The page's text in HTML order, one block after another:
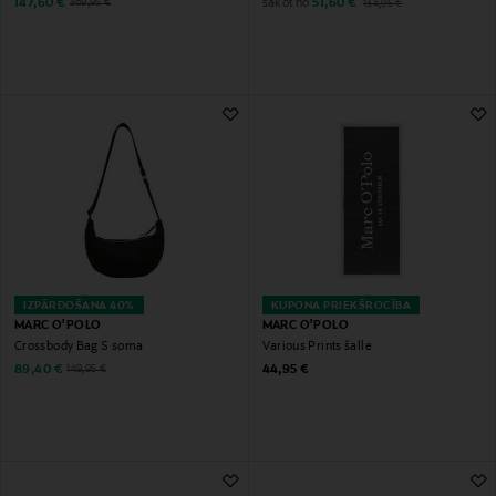
147,60 € Original Price
369,95 € sākot no 51,60 € 134,95 €
IZPĀRDOŠANA 40%
MARC O'POLO
Crossbody Bag S soma
Discounted Price
89,40 € Original Price
149,95 €
KUPONA PRIEKŠROCĪBA
MARC O'POLO
Various Prints šalle
Original Price
44,95 €